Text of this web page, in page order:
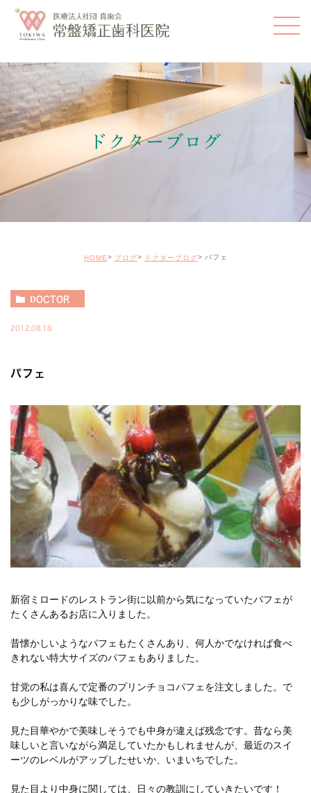
ドクターブログ
HOME ブログ ドクターブログ パフェ
DOCTOR
2012.08.18
パフェ
新宿ミロードのレストラン街に以前から気になっていたパフェが
たくさんあるお店に入りました。
昔懐かしいようなパフェもたくさんあり、何人かでなければ食べ
きれない特大サイズのパフェもありました。
甘党の私は喜んで定番のプリンチョコパフェを注文しました。で
も少しがっかりな味でした。
見た目華やかで美味しそうでも中身が違えば残念です。昔なら美
味しいと言いながら満足していたかもしれませんが、最近のスイ
ーツのレベルがアップしたせいか、いまいちでした。
見た目より中身に関しては、日々の教訓にしていきたいです！